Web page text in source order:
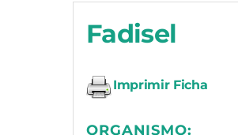
Fadisel
Imprimir Ficha
ORGANISMO: